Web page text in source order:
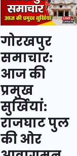
गोरखपुर
समाचार:
आज की
प्रमुख
सुर्खियां:
राजघाट पुल
की ओर